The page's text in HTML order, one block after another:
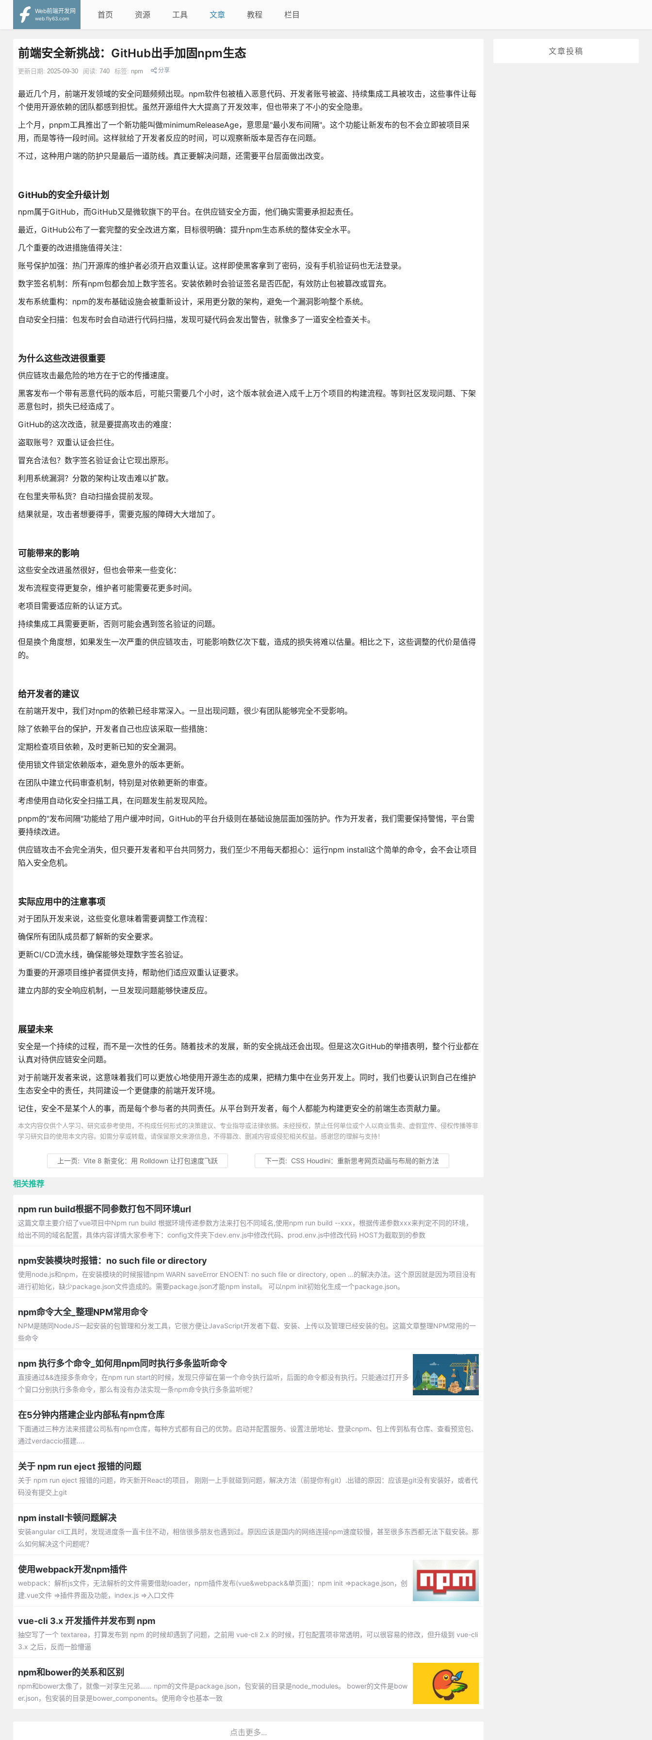
Web前端开发网
web.fly63.com
首页 资源 工具 文章 教程 栏目
文章投稿
前端安全新挑战：GitHub出手加固npm生态
更新日期: 2025-09-30 阅读: 740 标签: npm 分享
最近几个月，前端开发领域的安全问题频频出现。npm软件包被植入恶意代码、开发者账号被盗、持续集成工具被攻击，这些事件让每
个使用开源依赖的团队都感到担忧。虽然开源组件大大提高了开发效率，但也带来了不小的安全隐患。
上个月，pnpm工具推出了一个新功能叫做minimumReleaseAge，意思是"最小发布间隔"。这个功能让新发布的包不会立即被项目采
用，而是等待一段时间。这样就给了开发者反应的时间，可以观察新版本是否存在问题。
不过，这种用户端的防护只是最后一道防线。真正要解决问题，还需要平台层面做出改变。
GitHub的安全升级计划
npm属于GitHub，而GitHub又是微软旗下的平台。在供应链安全方面，他们确实需要承担起责任。
最近，GitHub公布了一套完整的安全改进方案，目标很明确：提升npm生态系统的整体安全水平。
几个重要的改进措施值得关注：
账号保护加强：热门开源库的维护者必须开启双重认证。这样即使黑客拿到了密码，没有手机验证码也无法登录。
数字签名机制：所有npm包都会加上数字签名。安装依赖时会验证签名是否匹配，有效防止包被篡改或冒充。
发布系统重构：npm的发布基础设施会被重新设计，采用更分散的架构，避免一个漏洞影响整个系统。
自动安全扫描：包发布时会自动进行代码扫描，发现可疑代码会发出警告，就像多了一道安全检查关卡。
为什么这些改进很重要
供应链攻击最危险的地方在于它的传播速度。
黑客发布一个带有恶意代码的版本后，可能只需要几个小时，这个版本就会进入成千上万个项目的构建流程。等到社区发现问题、下架
恶意包时，损失已经造成了。
GitHub的这次改造，就是要提高攻击的难度：
盗取账号？双重认证会拦住。
冒充合法包？数字签名验证会让它现出原形。
利用系统漏洞？分散的架构让攻击难以扩散。
在包里夹带私货？自动扫描会提前发现。
结果就是，攻击者想要得手，需要克服的障碍大大增加了。
可能带来的影响
这些安全改进虽然很好，但也会带来一些变化：
发布流程变得更复杂，维护者可能需要花更多时间。
老项目需要适应新的认证方式。
持续集成工具需要更新，否则可能会遇到签名验证的问题。
但是换个角度想，如果发生一次严重的供应链攻击，可能影响数亿次下载，造成的损失将难以估量。相比之下，这些调整的代价是值得
的。
给开发者的建议
在前端开发中，我们对npm的依赖已经非常深入。一旦出现问题，很少有团队能够完全不受影响。
除了依赖平台的保护，开发者自己也应该采取一些措施：
定期检查项目依赖，及时更新已知的安全漏洞。
使用锁文件锁定依赖版本，避免意外的版本更新。
在团队中建立代码审查机制，特别是对依赖更新的审查。
考虑使用自动化安全扫描工具，在问题发生前发现风险。
pnpm的"发布间隔"功能给了用户缓冲时间，GitHub的平台升级则在基础设施层面加强防护。作为开发者，我们需要保持警惕，平台需
要持续改进。
供应链攻击不会完全消失，但只要开发者和平台共同努力，我们至少不用每天都担心：运行npm install这个简单的命令，会不会让项目
陷入安全危机。
实际应用中的注意事项
对于团队开发来说，这些变化意味着需要调整工作流程：
确保所有团队成员都了解新的安全要求。
更新CI/CD流水线，确保能够处理数字签名验证。
为重要的开源项目维护者提供支持，帮助他们适应双重认证要求。
建立内部的安全响应机制，一旦发现问题能够快速反应。
展望未来
安全是一个持续的过程，而不是一次性的任务。随着技术的发展，新的安全挑战还会出现。但是这次GitHub的举措表明，整个行业都在
认真对待供应链安全问题。
对于前端开发者来说，这意味着我们可以更放心地使用开源生态的成果，把精力集中在业务开发上。同时，我们也要认识到自己在维护
生态安全中的责任，共同建设一个更健康的前端开发环境。
记住，安全不是某个人的事，而是每个参与者的共同责任。从平台到开发者，每个人都能为构建更安全的前端生态贡献力量。
本文内容仅供个人学习、研究或参考使用，不构成任何形式的决策建议、专业指导或法律依据。未经授权，禁止任何单位或个人以商业售卖、虚假宣传、侵权传播等非
学习研究目的使用本文内容。如需分享或转载，请保留原文来源信息，不得篡改、删减内容或侵犯相关权益。感谢您的理解与支持！
上一页:Vite 8 新变化：用 Rolldown 让打包速度飞跃 下一页: CSS Houdini：重新思考网页动画与布局的新方法
相关推荐
npm run build根据不同参数打包不同环境url
这篇文章主要介绍了vue项目中Npm run build 根据环境传递参数方法来打包不同域名,使用npm run build --xxx，根据传递参数xxx来判定不同的环境，
给出不同的域名配置，具体内容详情大家参考下：config文件夹下dev.env.js中修改代码、prod.env.js中修改代码 HOST为截取到的参数
npm安装模块时报错：no such file or directory
使用node.js和npm，在安装模块的时候报错npm WARN saveError ENOENT: no such file or directory, open ...的解决办法。这个原因就是因为项目没有
进行初始化，缺少package.json文件造成的。需要package.json才能npm install。 可以npm init初始化生成一个package.json。
npm命令大全_整理NPM常用命令
NPM是随同NodeJS一起安装的包管理和分发工具，它很方便让JavaScript开发者下载、安装、上传以及管理已经安装的包。这篇文章整理NPM常用的一
些命令
npm 执行多个命令_如何用npm同时执行多条监听命令
直接通过&&连接多条命令，在npm run start的时候，发现只停留在第一个命令执行监听，后面的命令都没有执行。只能通过打开多
个窗口分别执行多条命令，那么有没有办法实现一条npm命令执行多条监听呢？
在5分钟内搭建企业内部私有npm仓库
下面通过三种方法来搭建公司私有npm仓库，每种方式都有自己的优势。启动并配置服务、设置注册地址、登录cnpm、包上传到私有仓库、查看预览包、
通过verdaccio搭建....
关于 npm run eject 报错的问题
关于 npm run eject 报错的问题，昨天新开React的项目， 刚刚一上手就碰到问题，解决方法（前提你有git）.出错的原因：应该是git没有安装好，或者代
码没有提交上git
npm install卡顿问题解决
安装angular cli工具时，发现进度条一直卡住不动，相信很多朋友也遇到过。原因应该是国内的网络连接npm速度较慢，甚至很多东西都无法下载安装。那
么如何解决这个问题呢？
使用webpack开发npm插件
webpack：解析js文件，无法解析的文件需要借助loader，npm插件发布(vue&webpack&单页面)：npm init =>package.json，创
建.vue文件 =>插件界面及功能，index.js =>入口文件
vue-cli 3.x 开发插件并发布到 npm
抽空写了一个 textarea，打算发布到 npm 的时候却遇到了问题，之前用 vue-cli 2.x 的时候，打包配置项非常透明，可以很容易的修改，但升级到 vue-cli
3.x 之后，反而一脸懵逼
npm和bower的关系和区别
npm和bower太像了，就像一对孪生兄弟…… npm的文件是package.json，包安装的目录是node_modules。 bower的文件是bow
er.json，包安装的目录是bower_components。使用命令也基本一致
点击更多...